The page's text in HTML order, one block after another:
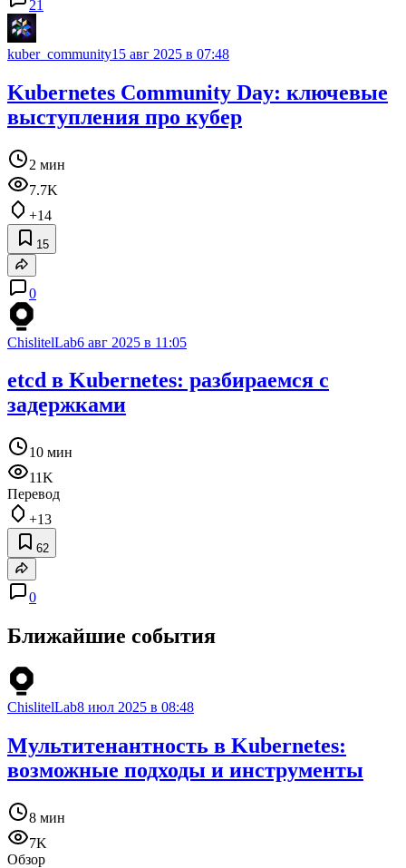
21
kuber_community15 авг 2025 в 07:48
Kubernetes Community Day: ключевые
выступления про кубер
2 мин
7.7K
+14
15
0
ChislitelLab6 авг 2025 в 11:05
etcd в Kubernetes: разбираемся с
задержками
10 мин
11K
Перевод
+13
62
0
Ближайшие события
ChislitelLab8 июл 2025 в 08:48
Мультитенантность в Kubernetes:
возможные подходы и инструменты
8 мин
7K
Обзор